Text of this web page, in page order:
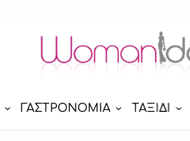
ΓΑΣΤΡΟΝΟΜΙΑ ΤΑΞΙΔΙ